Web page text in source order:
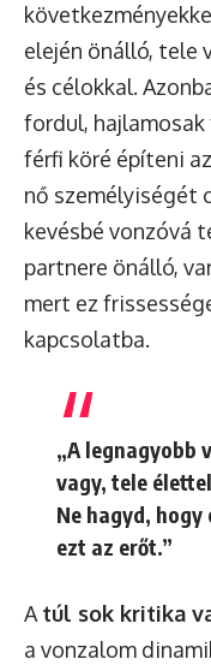
elején önálló, tele
és célokkal.
fordul,
férfi köré építeni
nő személyiségét
kevésbé vonzóvá
partnere önálló,
mert ez
kapcsolatba.
„A legnagyobb
vagy, tele
Ne hagyd,
ezt az erőt.”
A túl sok kritika
a vonzalom